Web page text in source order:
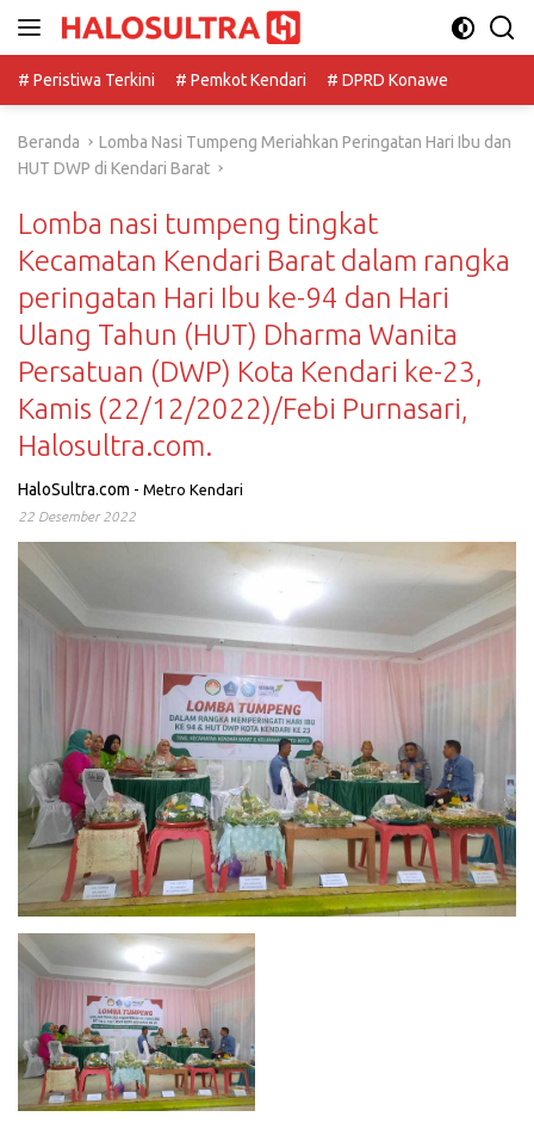
# Peristiwa Terkini
# Pemkot Kendari # DPRD Konawe
Beranda
Lomba Nasi Tumpeng Meriahkan Peringatan Hari Ibu dan
HUT DWP di Kendari Barat
Lomba nasi tumpeng tingkat
Kecamatan Kendari Barat dalam rangka
peringatan Hari Ibu ke-94 dan Hari
Ulang Tahun (HUT) Dharma Wanita
Persatuan (DWP) Kota Kendari ke-23,
Kamis (22/12/2022)/Febi Purnasari,
Halosultra.com.
HaloSultra.com - Metro Kendari
22 Desember 2022